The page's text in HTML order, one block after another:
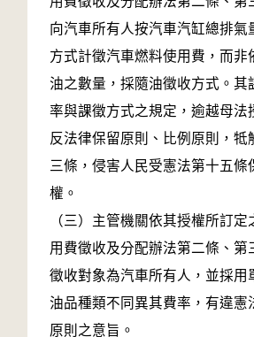
向汽車所有人按汽車汽缸總排氣
方式計徵汽車燃料使用費，而非
油之數量，採隨油徵收方式。其
率與課徵方式之規定，逾越母法
反法律保留原則、比例原則，牴
三條，侵害人民受憲法第十五條
權。
（三）主管機關依其授權所訂定
用費徵收及分配辦法第二條、第
徵收對象為汽車所有人，並採用
油品種類不同異其費率，有違憲
原則之意旨。